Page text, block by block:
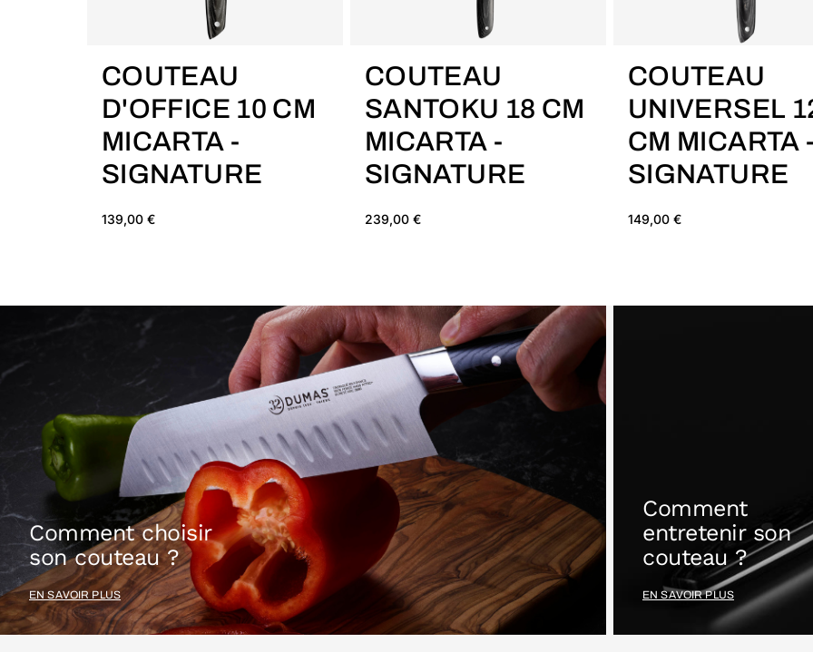
AJOUTER AU PANIER
COUTEAU
D'OFFICE 10 CM
MICARTA -
SIGNATURE
139,00 €
AJOUTER AU PANIER
COUTEAU
SANTOKU 18 CM
MICARTA -
SIGNATURE
239,00 €
AJOUTER AU PANIER
COUTEAU
UNIVERSEL
CM MICARTA
SIGNATURE
149,00 €
Comment choisir
son couteau ?
EN SAVOIR PLUS
Comment
entretenir son
couteau ?
EN SAVOIR PLUS